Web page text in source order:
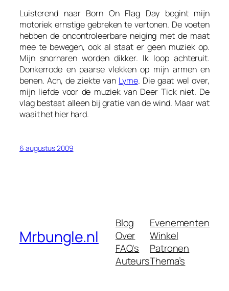
Luisterend naar Born On Flag Day begint mijn
motoriek ernstige gebreken te vertonen. De voeten
hebben de oncontroleerbare neiging met de maat
mee te bewegen, ook al staat er geen muziek op.
Mijn snorharen worden dikker. Ik loop achteruit.
Donkerrode en paarse vlekken op mijn armen en
benen. Ach, de ziekte van Lyme. Die gaat wel over,
mijn liefde voor de muziek van Deer Tick niet. De
vlag bestaat alleen bij gratie van de wind. Maar wat
waait het hier hard.
6 augustus 2009
Mrbungle.nl
Blog
Over
FAQ's
Auteurs
Evenementen
Winkel
Patronen
Thema’s